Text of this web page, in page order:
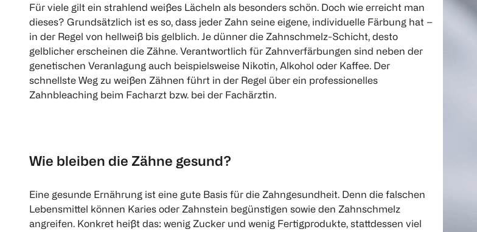
Für viele gilt ein strahlend weißes Lächeln als besonders schön. Doch wie erreicht man
dieses? Grundsätzlich ist es so, dass jeder Zahn seine eigene, individuelle Färbung hat –
in der Regel von hellweiß bis gelblich. Je dünner die Zahnschmelz-Schicht, desto
gelblicher erscheinen die Zähne. Verantwortlich für Zahnverfärbungen sind neben der
genetischen Veranlagung auch beispielsweise Nikotin, Alkohol oder Kaffee. Der
schnellste Weg zu weißen Zähnen führt in der Regel über ein professionelles
Zahnbleaching beim Facharzt bzw. bei der Fachärztin.
Wie bleiben die Zähne gesund?
Eine gesunde Ernährung ist eine gute Basis für die Zahngesundheit. Denn die falschen
Lebensmittel können Karies oder Zahnstein begünstigen sowie den Zahnschmelz
angreifen. Konkret heißt das: wenig Zucker und wenig Fertigprodukte, stattdessen viel